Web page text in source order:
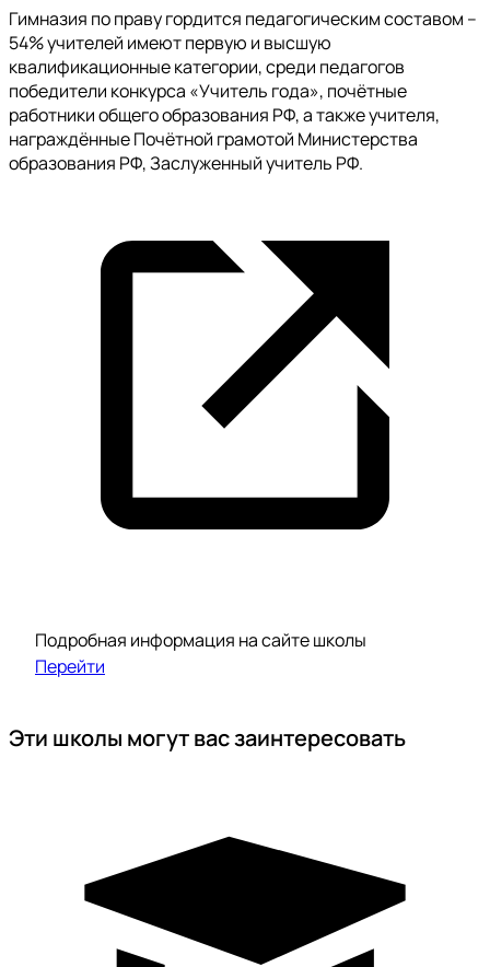
Гимназия по праву гордится педагогическим составом –
54% учителей имеют первую и высшую
квалификационные категории, среди педагогов
победители конкурса «Учитель года», почётные
работники общего образования РФ, а также учителя,
награждённые Почётной грамотой Министерства
образования РФ, Заслуженный учитель РФ.
Подробная информация на сайте школы
Перейти
Эти школы могут вас заинтересовать